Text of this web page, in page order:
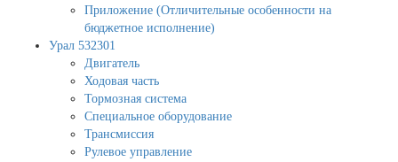
Приложение (Отличительные особенности на
бюджетное исполнение)
Урал 532301
Двигатель
Ходовая часть
Тормозная система
Специальное оборудование
Трансмиссия
Рулевое управление